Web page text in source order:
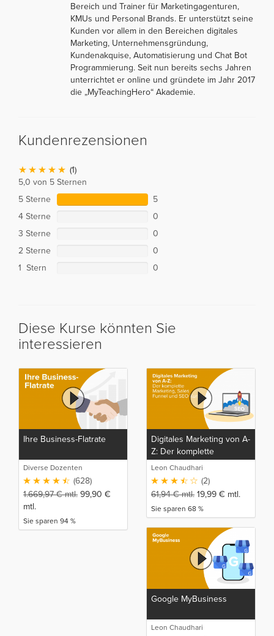
Bereich und Trainer für Marketingagenturen,
KMUs und Personal Brands. Er unterstützt seine
Kunden vor allem in den Bereichen digitales
Marketing, Unternehmensgründung,
Kundenakquise, Automatisierung und Chat Bot
Programmierung. Seit nun bereits sechs Jahren
unterrichtet er online und gründete im Jahr 2017
die „MyTeachingHero“ Akademie.
Kundenrezensionen
(1)
5,0 von 5 Sternen
5 Sterne
5
4 Sterne
0
3 Sterne
0
2 Sterne
0
1 Stern
0
Diese Kurse könnten Sie
interessieren
Ihre Business-Flatrate
Diverse Dozenten
(628)
1.669,97€mtl. 99,90 €
mtl.
Sie sparen 94 %
Digitales Marketing von A-
Z: Der komplette
Marketing, Sales Funnel
und SEO Kurs
Leon Chaudhari
(2)
61,94€mtl. 19,99 € mtl.
Sie sparen 68 %
Google MyBusiness
Leon Chaudhari